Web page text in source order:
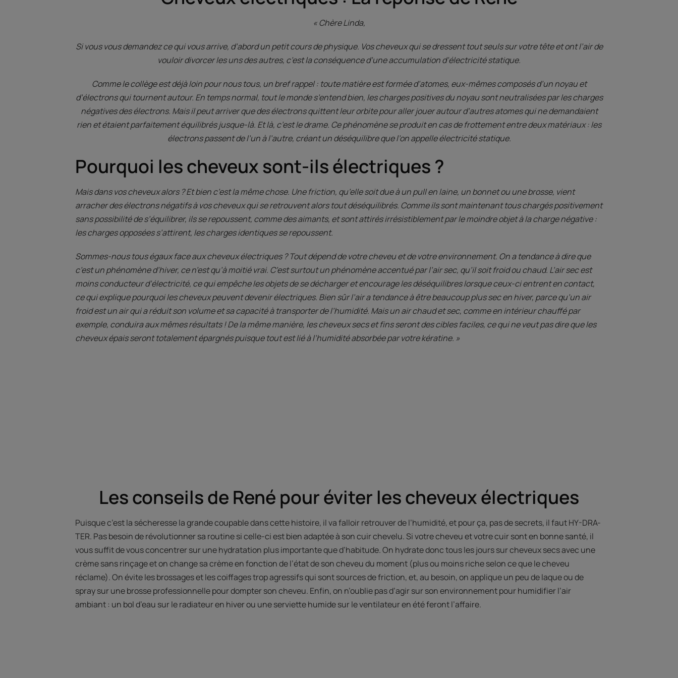
« Chère Linda,
Si vous vous demandez ce qui vous arrive, d’abord un petit cours de physique. Vos cheveux qui se dressent tout seuls sur votre tête et ont l’air de
vouloir divorcer les uns des autres, c’est la conséquence d’une accumulation d’électricité statique.
Comme le collège est déjà loin pour nous tous, un bref rappel : toute matière est formée d’atomes, eux-mêmes composés d’un noyau et
d’électrons qui tournent autour. En temps normal, tout le monde s’entend bien, les charges positives du noyau sont neutralisées par les charges
négatives des électrons. Mais il peut arriver que des électrons quittent leur orbite pour aller jouer autour d’autres atomes qui ne demandaient
rien et étaient parfaitement équilibrés jusque-là. Et là, c’est le drame. Ce phénomène se produit en cas de frottement entre deux matériaux : les
électrons passent de l’un à l’autre, créant un déséquilibre que l’on appelle électricité statique.
Pourquoi les cheveux sont-ils électriques ?
Mais dans vos cheveux alors ? Et bien c’est la même chose. Une friction, qu’elle soit due à un pull en laine, un bonnet ou une brosse, vient
arracher des électrons négatifs à vos cheveux qui se retrouvent alors tout déséquilibrés. Comme ils sont maintenant tous chargés positivement
sans possibilité de s’équilibrer, ils se repoussent, comme des aimants, et sont attirés irrésistiblement par le moindre objet à la charge négative :
les charges opposées s’attirent, les charges identiques se repoussent.
Sommes-nous tous égaux face aux cheveux électriques ? Tout dépend de votre cheveu et de votre environnement. On a tendance à dire que
c’est un phénomène d’hiver, ce n’est qu’à moitié vrai. C’est surtout un phénomène accentué par l’air sec, qu’il soit froid ou chaud. L’air sec est
moins conducteur d’électricité, ce qui empêche les objets de se décharger et encourage les déséquilibres lorsque ceux-ci entrent en contact,
ce qui explique pourquoi les cheveux peuvent devenir électriques. Bien sûr l’air a tendance à être beaucoup plus sec en hiver, parce qu’un air
froid est un air qui a réduit son volume et sa capacité à transporter de l’humidité. Mais un air chaud et sec, comme en intérieur chauffé par
exemple, conduira aux mêmes résultats ! De la même manière, les cheveux secs et fins seront des cibles faciles, ce qui ne veut pas dire que les
cheveux épais seront totalement épargnés puisque tout est lié à l’humidité absorbée par votre kératine. »
Les conseils de René pour éviter les cheveux électriques
Puisque c’est la sécheresse la grande coupable dans cette histoire, il va falloir retrouver de l’humidité, et pour ça, pas de secrets, il faut HY-DRA-
TER. Pas besoin de révolutionner sa routine si celle-ci est bien adaptée à son cuir chevelu. Si votre cheveu et votre cuir sont en bonne santé, il
vous suffit de vous concentrer sur une hydratation plus importante que d’habitude. On hydrate donc tous les jours sur cheveux secs avec une
crème sans rinçage et on change sa crème en fonction de l’état de son cheveu du moment (plus ou moins riche selon ce que le cheveu
réclame). On évite les brossages et les coiffages trop agressifs qui sont sources de friction, et, au besoin, on applique un peu de laque ou de
spray sur une brosse professionnelle pour dompter son cheveu. Enfin, on n’oublie pas d’agir sur son environnement pour humidifier l’air
ambiant : un bol d’eau sur le radiateur en hiver ou une serviette humide sur le ventilateur en été feront l’affaire.